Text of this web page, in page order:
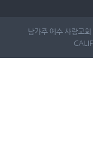
남가주 예수 사랑교